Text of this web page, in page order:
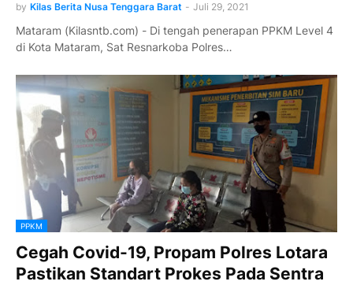
by Kilas Berita Nusa Tenggara Barat - Juli 29, 2021
Mataram (Kilasntb.com) - Di tengah penerapan PPKM Level 4
di Kota Mataram, Sat Resnarkoba Polres…
PPKM
Cegah Covid-19, Propam Polres Lotara
Pastikan Standart Prokes Pada Sentra